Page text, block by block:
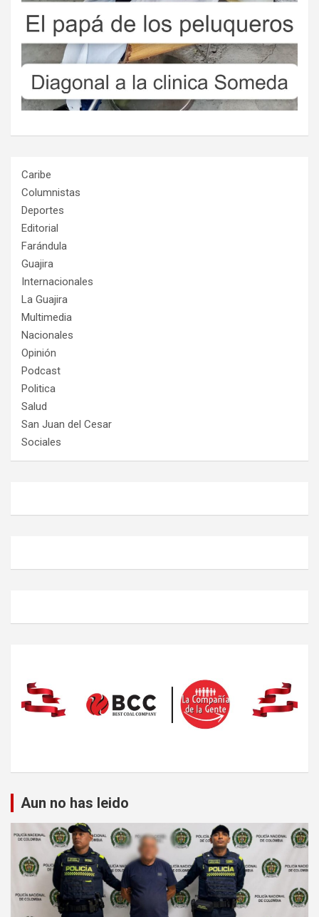
Caribe
Columnistas
Deportes
Editorial
Farándula
Guajira
Internacionales
La Guajira
Multimedia
Nacionales
Opinión
Podcast
Politica
Salud
San Juan del Cesar
Sociales
Aun no has leido